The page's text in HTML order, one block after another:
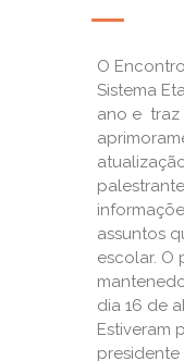
O
Sistema
ano e traz
assuntos
escolar. O
dia 16 de
Estiveram